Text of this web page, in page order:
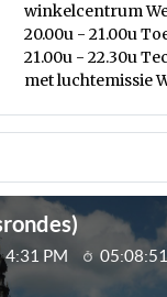
winkelcentrum
20.00u - 21.00u
21.00u - 22.30u
met luchtemissie